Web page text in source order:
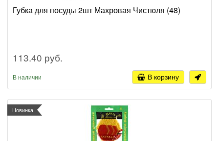
Губка для посуды 2шт Махровая Чистюля (48)
113.40 руб.
В наличии В корзину
Новинка